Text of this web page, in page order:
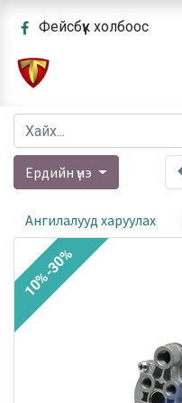
Фейсбүүк холбоос
Ердийн үнэ
Ангилалууд харуулах
10%-30%